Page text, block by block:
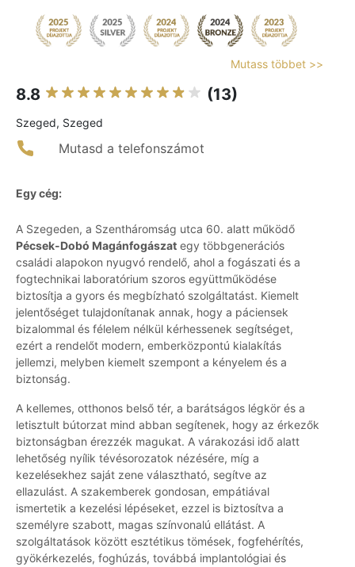
Mutass többet >>
8.8 (13)
Szeged, Szeged
Mutasd a telefonszámot
Egy cég:
A Szegeden, a Szentháromság utca 60. alatt működő
Pécsek-Dobó Magánfogászat egy többgenerációs
családi alapokon nyugvó rendelő, ahol a fogászati és a
fogtechnikai laboratórium szoros együttműködése
biztosítja a gyors és megbízható szolgáltatást. Kiemelt
jelentőséget tulajdonítanak annak, hogy a páciensek
bizalommal és félelem nélkül kérhessenek segítséget,
ezért a rendelőt modern, emberközpontú kialakítás
jellemzi, melyben kiemelt szempont a kényelem és a
biztonság.
A kellemes, otthonos belső tér, a barátságos légkör és a
letisztult bútorzat mind abban segítenek, hogy az érkezők
biztonságban érezzék magukat. A várakozási idő alatt
lehetőség nyílik tévésorozatok nézésére, míg a
kezelésekhez saját zene választható, segítve az
ellazulást. A szakemberek gondosan, empátiával
ismertetik a kezelési lépéseket, ezzel is biztosítva a
személyre szabott, magas színvonalú ellátást. A
szolgáltatások között esztétikus tömések, fogfehérítés,
gyökérkezelés, foghúzás, továbbá implantológiai és